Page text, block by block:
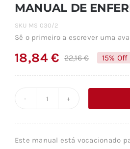
MANUAL DE
SKU MS 030/2
Sê o primeiro a escrever uma
22,16€O
era:
18,84€
O
é:
15% Off
Este manual está vocacionado